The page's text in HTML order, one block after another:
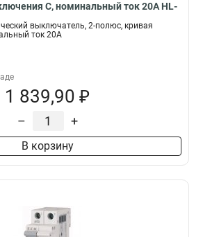
C, номинальный ток 20А HL-
выключатель, 2-полюс, кривая
ток 20А
1 839,90 ₽
– +
В корзину